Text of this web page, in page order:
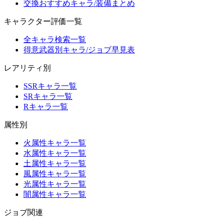
交換おすすめキャラ/装備まとめ
キャラクター評価一覧
全キャラ検索一覧
得意武器別キャラ/ジョブ早見表
レアリティ別
SSRキャラ一覧
SRキャラ一覧
Rキャラ一覧
属性別
火属性キャラ一覧
水属性キャラ一覧
土属性キャラ一覧
風属性キャラ一覧
光属性キャラ一覧
闇属性キャラ一覧
ジョブ関連